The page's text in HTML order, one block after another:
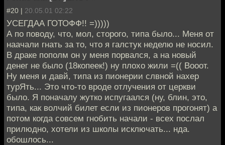
#20 | 20.05.01 02:22
УСЕГДАА ГОТОФФ!! =)))))
А по поводу, что, мол, сторого, типа было... Меня от
наачали гнать за то, что я галстук неделю не носил.
В драке пополм он у меня порвался, а на новый
денег не было (18копеек!) ну плохо жили =(( Вооот.
Ну меня и давй, типа из пионерии слвной нахер
турЯть... Это что-то вроде отлучения от церкви
было. Я поначалу жутко испугаался (ну, блин, это,
типа, как волчий билет если из пионеров прогонят) а
потом когда совсем гнобить начали - всех послал
прилюдно, хотели из школы исключать... нда.
обошлось...